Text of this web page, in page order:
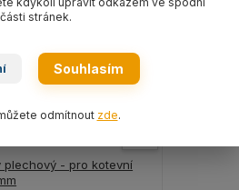
plechový - pro kotevní
části stránek.
Souhlasím
odmítnout zde.